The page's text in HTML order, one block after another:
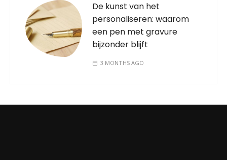
De kunst van het
personaliseren: waarom
een pen met gravure
bijzonder blijft
3 MONTHS AGO